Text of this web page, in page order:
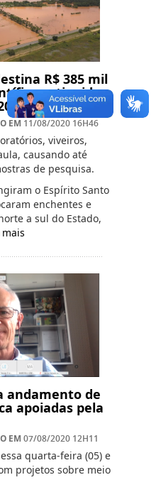
R$ 385 mil
atingidas
EM 11/08/2020 16H46
viveiros,
causando até
de pesquisa.
o Espírito Santo
enchentes e
a sul do Estado,
mais
andamento de
apoiadas pela
EM 07/08/2020 12H11
quarta-feira (05) e
projetos sobre meio